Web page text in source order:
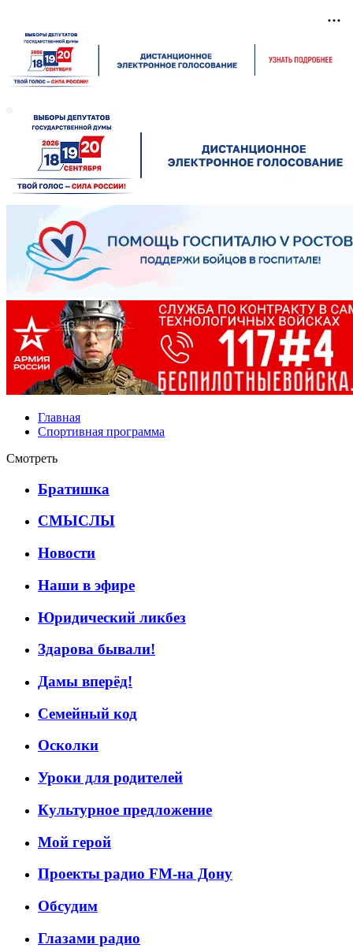
Главная
Спортивная программа
Смотреть
Братишка
СМЫСЛЫ
Новости
Наши в эфире
Юридический ликбез
Здарова бывали!
Дамы вперёд!
Семейный код
Осколки
Уроки для родителей
Культурное предложение
Мой герой
Проекты радио FM-на Дону
Обсудим
Глазами радио